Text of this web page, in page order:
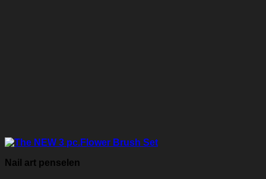
Nail art penselen